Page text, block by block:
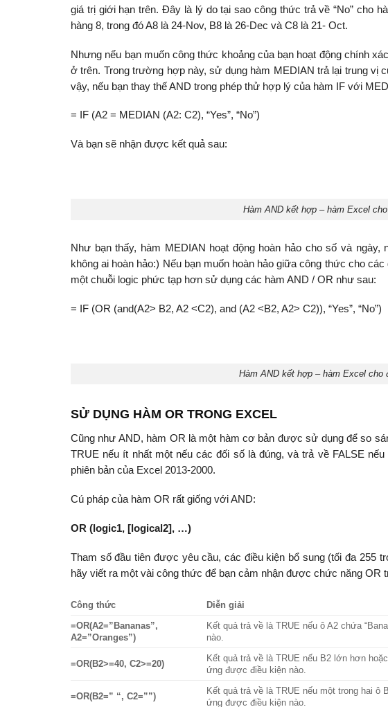
giá trị giới hạn trên. Đây là lý do tại sao công thức trả về “No” cho
hàng 8, trong đó A8 là 24-Nov, B8 là 26-Dec và C8 là 21- Oct.
Nhưng nếu bạn muốn công thức khoảng của bạn hoạt động chính
ở trên. Trong trường hợp này, sử dụng hàm MEDIAN trả lại trung vị
vậy, nếu bạn thay thế AND trong phép thử hợp lý của hàm IF với
= IF (A2 = MEDIAN (A2: C2), “Yes”, “No”)
Và bạn sẽ nhận được kết quả sau:
Hàm AND kết hợp – hàm Excel
Như bạn thấy, hàm MEDIAN hoạt động hoàn hảo cho số và
không ai hoàn hảo:) Nếu bạn muốn hoàn hảo giữa công thức cho
một chuỗi logic phức tạp hơn sử dụng các hàm AND / OR như sau:
= IF (OR (and(A2> B2, A2 <C2), and (A2 <B2, A2> C2)), “Yes”, “No”)
Hàm AND kết hợp – hàm Excel cho
SỬ DỤNG HÀM OR TRONG EXCEL
Cũng như AND, hàm OR là một hàm cơ bản được sử dụng để so
TRUE nếu ít nhất một nếu các đối số là đúng, và trả về FALSE
phiên bản của Excel 2013-2000.
Cú pháp của hàm OR rất giống với AND:
OR (logic1, [logical2], …)
Tham số đầu tiên được yêu cầu, các điều kiện bổ sung (tối đa 255
hãy viết ra một vài công thức để bạn cảm nhận được chức năng OR
Công thức
Diễn giải
=OR(A2=”Bananas”,
A2=”Oranges”)
Kết quả trả về là TRUE nếu ô A2 chứa
nào.
=OR(B2>=40, C2>=20)
Kết quả trả về là TRUE nếu B2 lớn hơn
ứng được điều kiện nào.
=OR(B2=” “, C2=””)
Kết quả trả về là TRUE nếu một trong hai ô
ứng được điều kiện nào.